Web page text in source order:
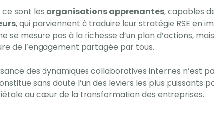
ce sont les organisations apprenantes, capables
, qui parviennent à traduire leur stratégie RSE en
se mesure pas à la richesse d’un plan d’actions,
de l’engagement partagée par tous.
des dynamiques collaboratives internes n’est
sans doute l’un des leviers les plus puissants
au cœur de la transformation des entreprises.